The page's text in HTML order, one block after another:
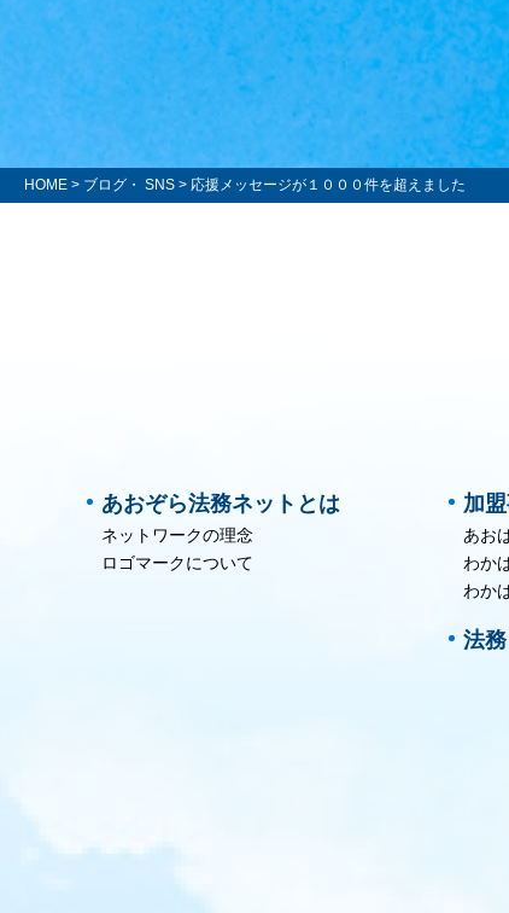
HOME > ブログ・ SNS > 応援メッセージが１０００件を超えました
あおぞら法務ネットとは
ネットワークの理念
ロゴマークについて
加
あお
わか
わか
法務